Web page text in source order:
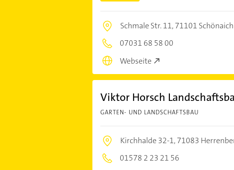
Schmale Str. 11,71101 Schönaich
07031 68 58 00
Webseite
Viktor Horsch
GARTEN- UND LANDSCHAFTSBAU
Kirchhalde 32-1,71083
01578 2 23 21 56